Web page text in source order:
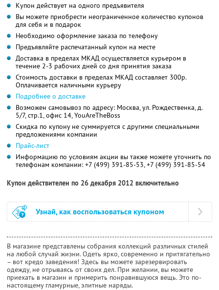
Купон действует на одного предъявителя
Вы можете приобрести неограниченное количество купонов
для себя и в подарок
Необходимо оформление заказа по телефону
Предъявляйте распечатанный купон на месте
Доставка в пределах МКАД осуществляется курьером в
течение 2-3 рабочих дней со дня принятия заказа
Стоимость доставки в пределах МКАД составляет 300р.
Оплачивается наличными курьеру
Подробнее о доставке
Возможен самовывоз по адресу: Москва, ул. Рождественка, д.
5/7, стр.1, офис 14, YouAreTheBoss
Скидка по купону не суммируется с другими специальными
предложениями компании
Прайс-лист
Информацию по условиям акции вы также можете уточнить по
телефонам компании: +7 (499) 391-85-53, +7 (499) 391-85-54
Купон действителен по 26 декабря 2012 включительно
Узнай, как воспользоваться купоном
В магазине представлены собрания коллекций различных стилей
на любой случай жизни. Одеть ярко, современно и притягательно
– вот кредо заведения! Здесь вы можете зарезервировать
одежду, не отрываясь от своих дел. При желании, вы можете
приехать в магазин и примерить понравившуюся вещь. Это по-
настоящему гламурные, элитные наряды.